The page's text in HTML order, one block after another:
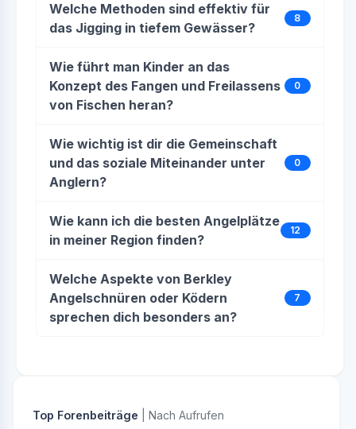
Welche Methoden sind effektiv für
das Jigging in tiefem Gewässer?
8
Wie führt man Kinder an das
Konzept des Fangen und Freilassens
von Fischen heran?
0
Wie wichtig ist dir die Gemeinschaft
und das soziale Miteinander unter
Anglern?
0
Wie kann ich die besten Angelplätze
in meiner Region finden?
12
Welche Aspekte von Berkley
Angelschnüren oder Ködern
sprechen dich besonders an?
7
Top Forenbeiträge | Nach Aufrufen